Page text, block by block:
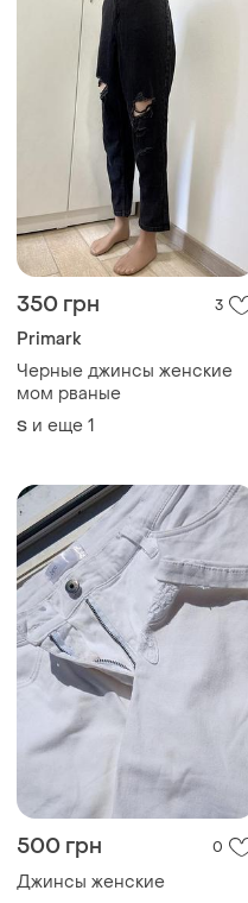
350 грн 3
Primark
Черные джинсы женские
мом рваные
S и еще 1
500 грн 0
Джинсы женские